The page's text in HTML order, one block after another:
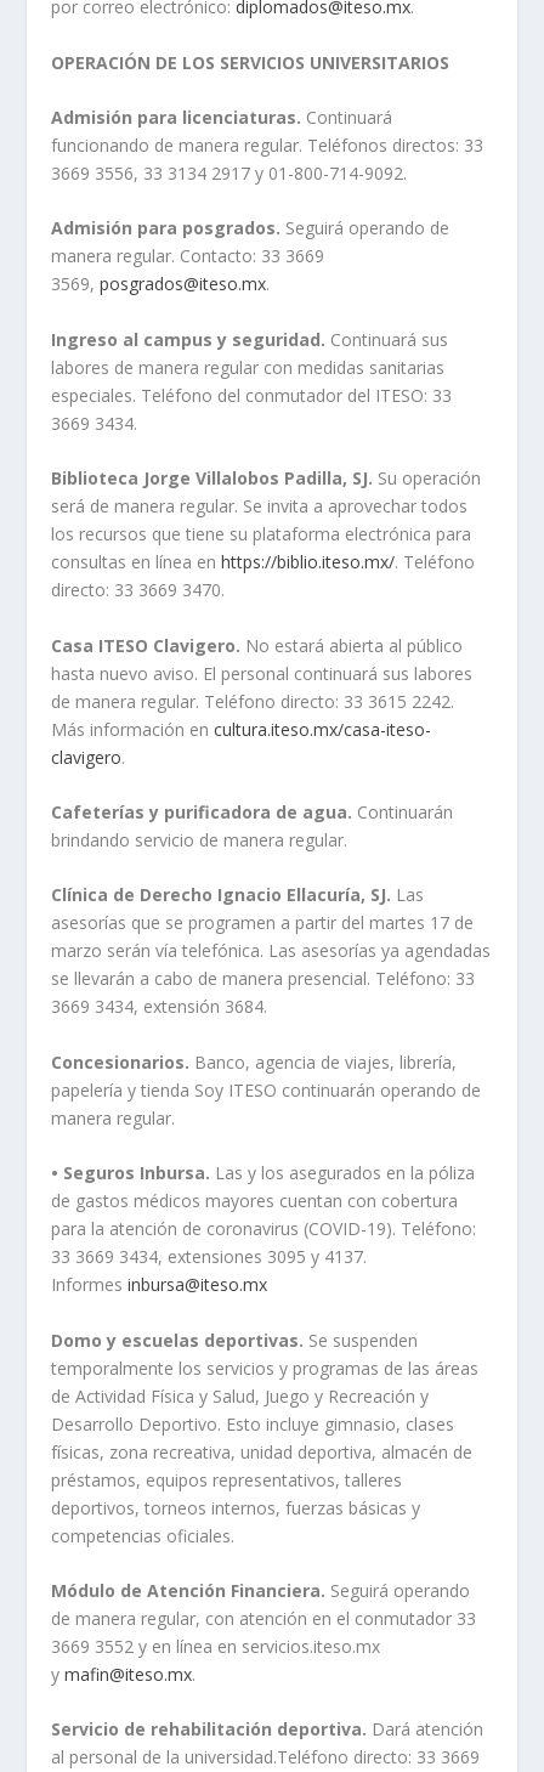
por correo electrónico: diplomados@iteso.mx.
OPERACIÓN DE LOS SERVICIOS UNIVERSITARIOS
Admisión para licenciaturas. Continuará
funcionando de manera regular. Teléfonos directos: 33
3669 3556, 33 3134 2917 y 01-800-714-9092.
Admisión para posgrados. Seguirá operando de
manera regular. Contacto: 33 3669
3569,posgrados@iteso.mx.
Ingreso al campus y seguridad. Continuará sus
labores de manera regular con medidas sanitarias
especiales. Teléfono del conmutador del ITESO: 33
3669 3434.
Biblioteca Jorge Villalobos Padilla, SJ. Su operación
será de manera regular. Se invita a aprovechar todos
los recursos que tiene su plataforma electrónica para
consultas en línea enhttps://biblio.iteso.mx/. Teléfono
directo: 33 3669 3470.
Casa ITESO Clavigero. No estará abierta al público
hasta nuevo aviso. El personal continuará sus labores
de manera regular. Teléfono directo: 33 3615 2242.
Más información encultura.iteso.mx/casa-iteso-
clavigero.
Cafeterías y purificadora de agua. Continuarán
brindando servicio de manera regular.
Clínica de Derecho Ignacio Ellacuría, SJ. Las
asesorías que se programen a partir del martes 17 de
marzo serán vía telefónica. Las asesorías ya agendadas
se llevarán a cabo de manera presencial. Teléfono: 33
3669 3434, extensión 3684.
Concesionarios. Banco, agencia de viajes, librería,
papelería y tienda Soy ITESO continuarán operando de
manera regular.
• Seguros Inbursa. Las y los asegurados en la póliza
de gastos médicos mayores cuentan con cobertura
para la atención de coronavirus (COVID-19). Teléfono:
33 3669 3434, extensiones 3095 y 4137.
Informesinbursa@iteso.mx
Domo y escuelas deportivas. Se suspenden
temporalmente los servicios y programas de las áreas
de Actividad Física y Salud, Juego y Recreación y
Desarrollo Deportivo. Esto incluye gimnasio, clases
físicas, zona recreativa, unidad deportiva, almacén de
préstamos, equipos representativos, talleres
deportivos, torneos internos, fuerzas básicas y
competencias oficiales.
Módulo de Atención Financiera. Seguirá operando
de manera regular, con atención en el conmutador 33
3669 3552 y en línea en servicios.iteso.mx
ymafin@iteso.mx.
Servicio de rehabilitación deportiva. Dará atención
al personal de la universidad.Teléfono directo: 33 3669